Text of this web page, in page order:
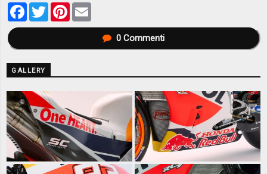
Facebook
TwitterPinterest
0Commenti
GALLERY